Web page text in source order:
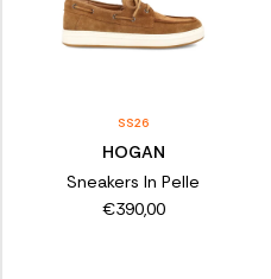
SS26
HOGAN
Sneakers In Pelle
€390,00